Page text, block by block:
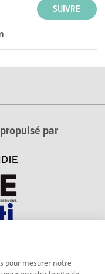
pour mesurer notre
SUIVRE
par
en Normandie.